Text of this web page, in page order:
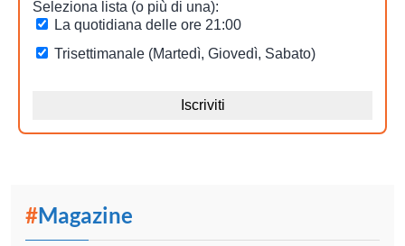
#Magazine